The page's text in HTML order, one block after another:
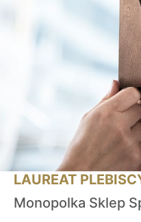
LAUREAT
Monopolka Sklep